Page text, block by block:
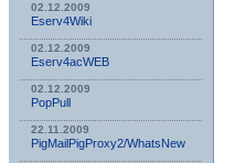
02.12.2009
Eserv4Wiki
02.12.2009
Eserv4acWEB
02.12.2009
PopPull
22.11.2009
PigMailPigProxy2/WhatsNew